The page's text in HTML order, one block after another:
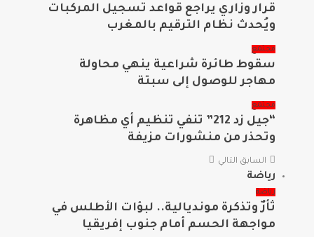
قرار وزاري يراجع قواعد تسجيل المركبات
ويُحدث نظام الترقيم بالمغرب
مجتمع
سقوط طائرة شراعية ينهي محاولة
مهاجر للوصول إلى سبتة
مجتمع
“جيل زد 212” تنفي تنظيم أي مظاهرة
وتحذر من منشورات مزيفة
السابق التالي
رياضة
رياضة
ثأرٌ وتذكرة مونديالية.. لبؤات الأطلس في
مواجهة الحسم أمام جنوب إفريقيا